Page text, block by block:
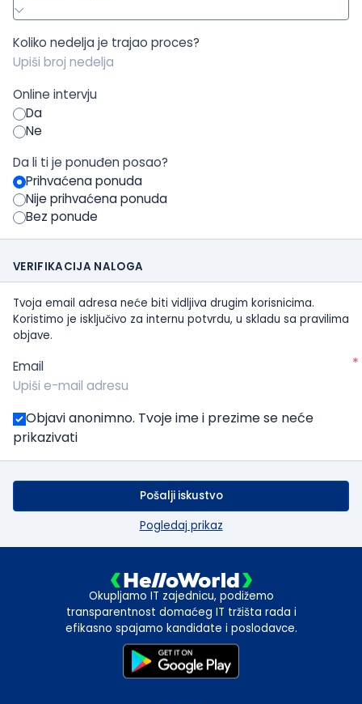
Koliko nedelja je trajao proces?
Online intervju
Da
Ne
Da li ti je ponuđen posao?
Prihvaćena ponuda
Nije prihvaćena ponuda
Bez ponude
VERIFIKACIJA NALOGA
Tvoja email adresa neće biti vidljiva drugim korisnicima.
Koristimo je isključivo za internu potvrdu, u skladu sa pravilima
objave.
Email *
Objavi anonimno. Tvoje ime i prezime se neće
prikazivati
Pošalji iskustvo
Pogledaj prikaz
Okupljamo IT zajednicu, podižemo
transparentnost domaćeg IT tržišta rada i
efikasno spajamo kandidate i poslodavce.